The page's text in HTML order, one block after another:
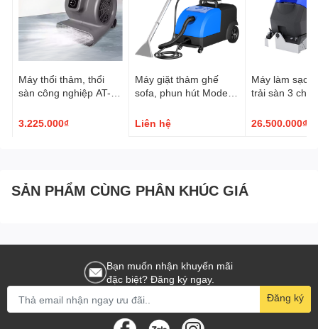
- Website : Https://Amall.Vn
- Https://Goodmaid.Vn
Máy thổi thảm, thổi
sàn công nghiệp AT-
hẹn giờ
3.225.000₫
Máy giặt thảm ghế
sofa, phun hút Model:
Liên hệ
Máy làm sạch
trải sàn 3
26.500.000₫
SẢN PHẨM CÙNG PHÂN KHÚC GIÁ
Bạn muốn nhận khuyến mãi
đặc biệt? Đăng ký ngay.
Đăng ký